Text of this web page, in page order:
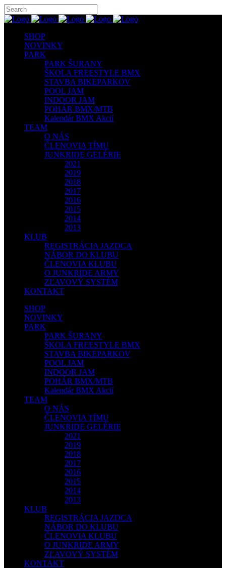
SHOP
NOVINKY
PARK
PARK ŠURANY
ŠKOLA FREESTYLE BMX
STAVBA BIKEPARKOV
POOL JAM
INDOOR JAM
POHÁR BMX/MTB
Kalendár BMX Akcií
TEAM
O NÁS
ČLENOVIA TÍMU
JUNKRIDE GELÉRIE
2021
2019
2018
2017
2016
2015
2014
2013
KLUB
REGISTRÁCIA JAZDCA
NÁBOR DO KLUBU
ČLENOVIA KLUBU
O JUNKRIDE ARMY
ZĽAVOVÝ SYSTÉM
KONTAKT
SHOP
NOVINKY
PARK
PARK ŠURANY
ŠKOLA FREESTYLE BMX
STAVBA BIKEPARKOV
POOL JAM
INDOOR JAM
POHÁR BMX/MTB
Kalendár BMX Akcií
TEAM
O NÁS
ČLENOVIA TÍMU
JUNKRIDE GELÉRIE
2021
2019
2018
2017
2016
2015
2014
2013
KLUB
REGISTRÁCIA JAZDCA
NÁBOR DO KLUBU
ČLENOVIA KLUBU
O JUNKRIDE ARMY
ZĽAVOVÝ SYSTÉM
KONTAKT